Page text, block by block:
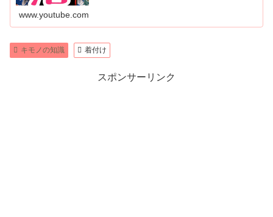
www.youtube.com
キモノの知識 着付け
スポンサーリンク